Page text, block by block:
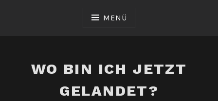
MENÜ
WO BIN ICH JETZT
GELANDET?